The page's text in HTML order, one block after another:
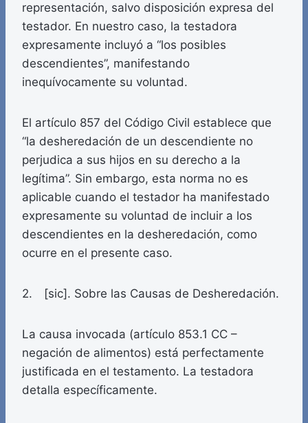
representación, salvo disposición expresa del
testador. En nuestro caso, la testadora
expresamente incluyó a “los posibles
descendientes”, manifestando
inequívocamente su voluntad.
El artículo 857 del Código Civil establece que
“la desheredación de un descendiente no
perjudica a sus hijos en su derecho a la
legítima”. Sin embargo, esta norma no es
aplicable cuando el testador ha manifestado
expresamente su voluntad de incluir a los
descendientes en la desheredación, como
ocurre en el presente caso.
2. [sic]. Sobre las Causas de Desheredación.
La causa invocada (artículo 853.1 CC –
negación de alimentos) está perfectamente
justificada en el testamento. La testadora
detalla específicamente.